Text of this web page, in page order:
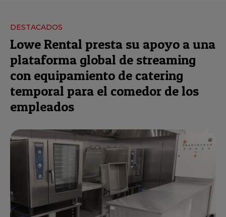
DESTACADOS
Lowe Rental presta su apoyo a una
plataforma global de streaming
con equipamiento de catering
temporal para el comedor de los
empleados